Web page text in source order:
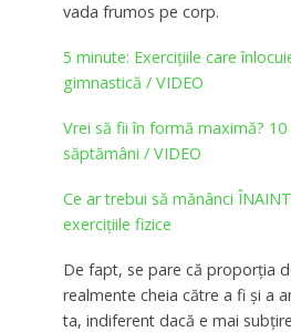
vada frumos pe corp.
5 minute: Exercițiile care
gimnastică / VIDEO
Vrei să fii în formă maximă?
săptămâni / VIDEO
Ce ar trebui să mănânci
exercițiile fizice
De fapt, se pare că proporția
realmente cheia către a fi și a
ta, indiferent dacă e mai